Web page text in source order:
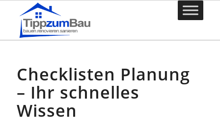
Checklisten Planung
– Ihr schnelles
Wissen